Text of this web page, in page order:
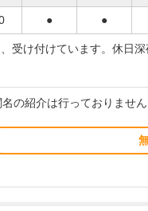
● ●
受け付けています。休日深
の紹介は行っておりません